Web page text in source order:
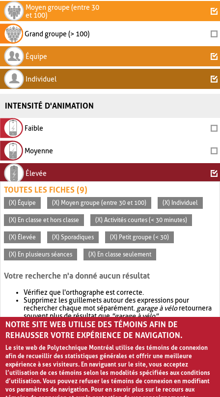
Moyen groupe (entre 30
et 100)
Grand groupe (> 100)
Équipe
Individuel
INTENSITÉ D'ANIMATION
Faible
Moyenne
Élevée
TOUTES LES FICHES (9)
(X) Équipe (X) Moyen groupe (entre 30 et 100) (X) Individuel
(X) En classe et hors classe (X) Activités courtes (< 30 minutes)
(X) Élevée (X) Sporadiques (X) Petit groupe (< 30)
(X) En plusieurs séances (X) En classe seulement
Votre recherche n'a donné aucun résultat
Vérifiez que l'orthographe est correcte.
Supprimez les guillemets autour des expressions pour
rechercher chaque mot séparément. garage à véloretournera
souvent plus de résultat que"garage à vélo".
Envisagez d'élargir votre recherche avec OR.garage OR vélo
retournera souvent plus de résultat quegarage à vélo
NOTRE SITE WEB UTILISE DES TÉMOINS AFIN DE
REHAUSSER VOTRE EXPÉRIENCE DE NAVIGATION.
Le site web de Polytechnique Montréal utilise des témoins de connexion
afin de recueillir des statistiques générales et offrir une meilleure
expérience à ses visiteurs. En naviguant sur le site, vous acceptez
l’utilisation de ces témoins selon les modalités spécifiées aux conditions
d’utilisation. Vous pouvez refuser les témoins de connexion en modifiant
vos paramètres de navigation. Pour en savoir plus sur le recours aux